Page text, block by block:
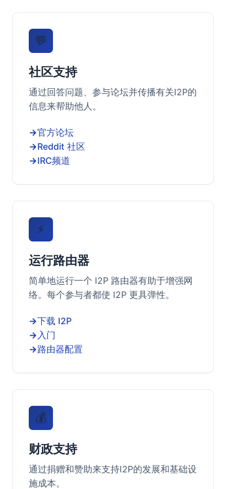
💬
社区支持
通过回答问题、参与论坛并传播有关I2P的
信息来帮助他人。
官方论坛
Reddit 社区
IRC频道
⚡
运行路由器
简单地运行一个 I2P 路由器有助于增强网
络。每个参与者都使 I2P 更具弹性。
下载 I2P
入门
路由器配置
💰
财政支持
通过捐赠和赞助来支持I2P的发展和基础设
施成本。